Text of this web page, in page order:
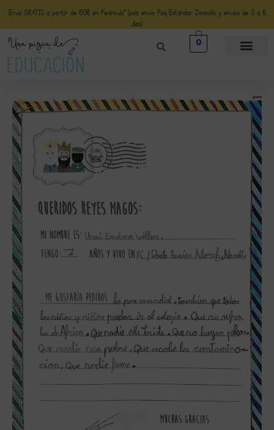
Envío GRATIS a partir de 50€ en Península* (solo envio Paq Estándar Domicilio y envíos de 3 a 5
días)
0